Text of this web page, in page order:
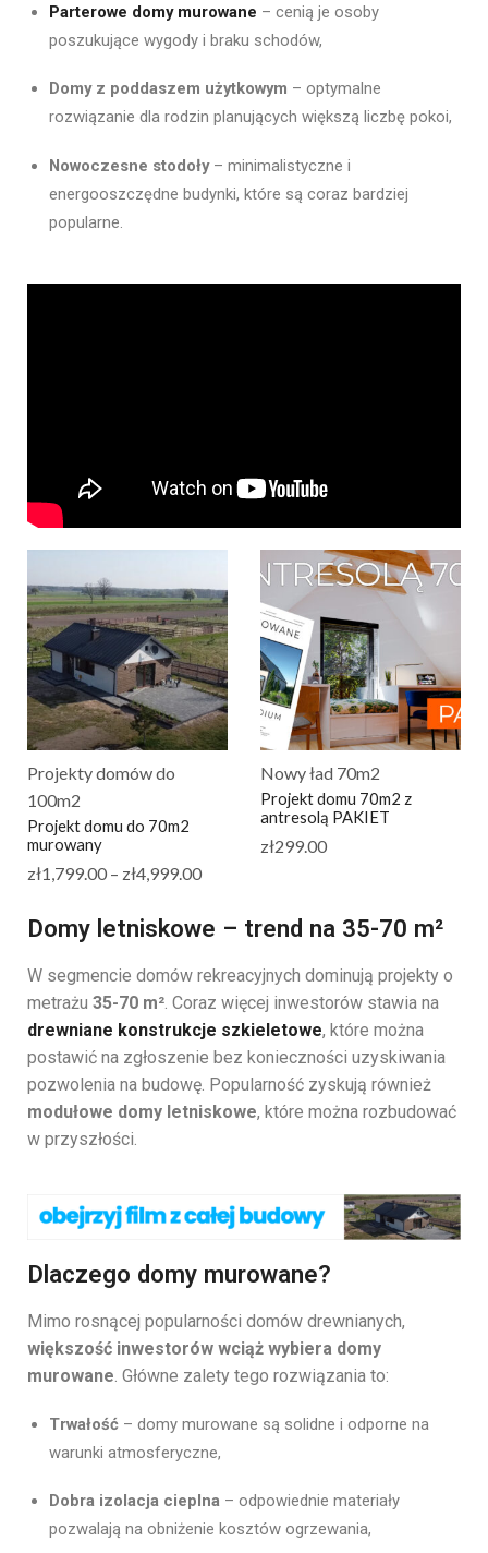
Parterowe domy murowane – cenią je osoby
poszukujące wygody i braku schodów,
Domy z poddaszem użytkowym – optymalne
rozwiązanie dla rodzin planujących większą liczbę pokoi,
Nowoczesne stodoły– minimalistyczne i
energooszczędne budynki, które są coraz bardziej
popularne.
Projekty domów do
100m2
Projekt domu do 70m2
murowany
zł1,799.00 – zł4,999.00
Nowy ład 70m2
Projekt domu 70m2 z
antresolą PAKIET
zł299.00
Domy letniskowe – trend na 35-70 m²
W segmencie domów rekreacyjnych dominują projekty o
metrażu 35-70 m². Coraz więcej inwestorów stawia na
drewniane konstrukcje szkieletowe, które można
postawić na zgłoszenie bez konieczności uzyskiwania
pozwolenia na budowę. Popularność zyskują również
modułowe domy letniskowe, które można rozbudować
w przyszłości.
Dlaczego domy murowane?
Mimo rosnącej popularności domów drewnianych,
większość inwestorów wciąż wybiera domy
murowane. Główne zalety tego rozwiązania to:
Trwałość – domy murowane są solidne i odporne na
warunki atmosferyczne,
Dobra izolacja cieplna – odpowiednie materiały
pozwalają na obniżenie kosztów ogrzewania,